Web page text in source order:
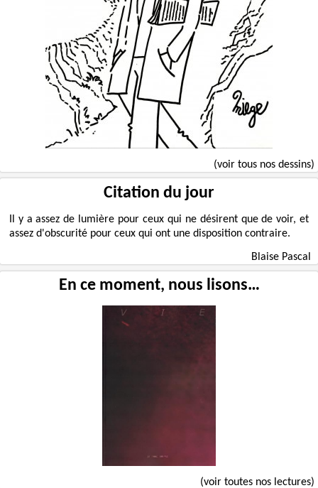
(voir tous nos dessins)
Citation du jour
Il y a assez de lumière pour ceux qui ne désirent que de voir, et
assez d'obscurité pour ceux qui ont une disposition contraire.
Blaise Pascal
En ce moment, nous lisons…
(voir toutes nos lectures)